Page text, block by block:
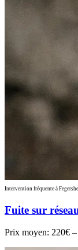
Intervention fréquente à
Fuite sur
Prix moyen: 220€